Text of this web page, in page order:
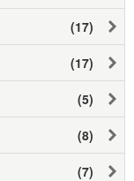
(17)
(17)
(5)
(8)
(7)